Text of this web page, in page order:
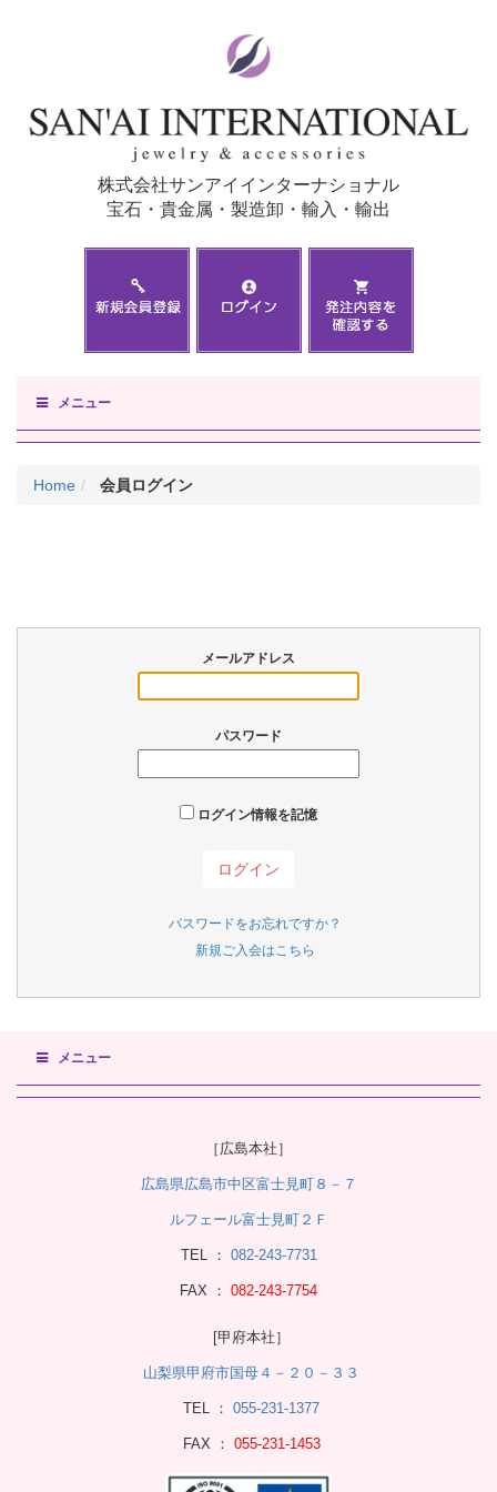
株式会社サンアイインターナショナル
宝石・貴金属・製造卸・輸入・輸出
メニュー
Home 会員ログイン
メールアドレス
パスワード
ログイン情報を記憶
パスワードをお忘れですか？
新規ご入会はこちら
メニュー
［広島本社］
広島県広島市中区富士見町８－７
ルフェール富士見町２Ｆ
TEL ： 082-243-7731
FAX ： 082-243-7754
[甲府本社］
山梨県甲府市国母４－２０－３３
TEL ： 055-231-1377
FAX ： 055-231-1453